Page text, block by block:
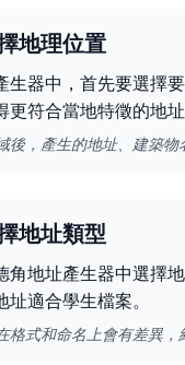
地理位置
生器中，首先要選擇
符合當地特徵的地址
後，產生的地址、建築物
地址類型
角地址產生器中選擇
適合學生檔案。
格式和命名上會有差異，